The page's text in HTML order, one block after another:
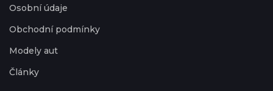
Osobní údaje
Obchodní podmínky
Modely aut
Články